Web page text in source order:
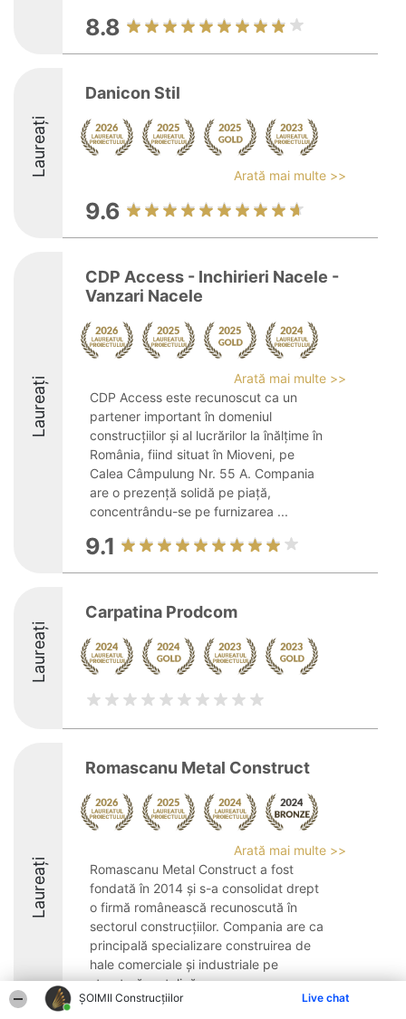
ȘOIMII Construcțiilor Live chat
8.8
Laureați
Danicon Stil
Arată mai multe >>
9.6
Laureați
CDP Access - Inchirieri Nacele -
Vanzari Nacele
Arată mai multe >>
CDP Access este recunoscut ca un
partener important în domeniul
construcțiilor și al lucrărilor la înălțime în
România, fiind situat în Mioveni, pe
Calea Câmpulung Nr. 55 A. Compania
are o prezență solidă pe piață,
concentrându-se pe furnizarea ...
9.1
Laureați
Carpatina Prodcom
Laureați
Romascanu Metal Construct
Arată mai multe >>
Romascanu Metal Construct a fost
fondată în 2014 și s-a consolidat drept
o firmă românească recunoscută în
sectorul construcțiilor. Compania are ca
principală specializare construirea de
hale comerciale și industriale pe
structură metalică, ...